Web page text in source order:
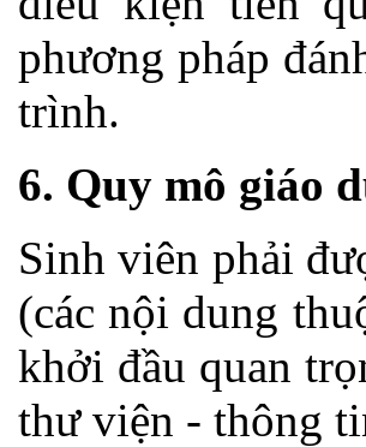
phương pháp
trình.
6. Quy mô giáo
Sinh viên phải
(các nội dung
khởi đầu quan
thư viện - thông